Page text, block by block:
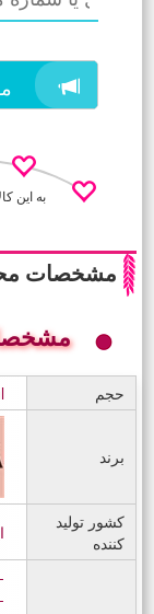
به این کالا از 1 تا 5
مشخصات
حجم
برند
کشور تولید
کننده